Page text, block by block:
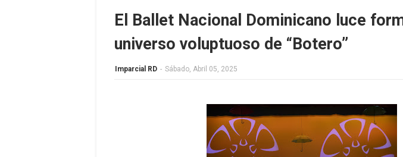
El Ballet Nacional Dominicano luce
universo voluptuoso de “Botero”
Imparcial RD - Sábado, Abril 05, 2025